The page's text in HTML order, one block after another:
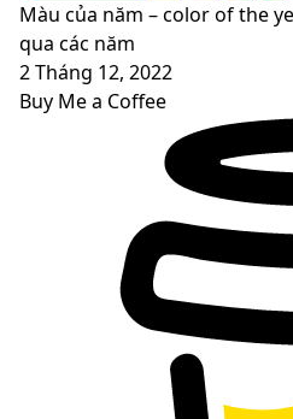
Màu của năm – color of the
qua các năm
2 Tháng 12, 2022
Buy Me a Coffee